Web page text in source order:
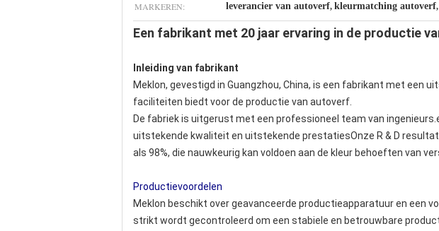
MARKEREN: leverancier van autoverf, kleurmatching autoverf,
Een fabrikant met 20 jaar ervaring in de productie
Inleiding van fabrikant
Meklon, gevestigd in Guangzhou, China, is een fabrikant met een
faciliteiten biedt voor de productie van autoverf.
De fabriek is uitgerust met een professioneel team van
uitstekende kwaliteit en uitstekende prestatiesOnze R & D
als 98%, die nauwkeurig kan voldoen aan de kleur behoeften van
Productievoordelen
Meklon beschikt over geavanceerde productieapparatuur en een
strikt wordt gecontroleerd om een stabiele en betrouwbare